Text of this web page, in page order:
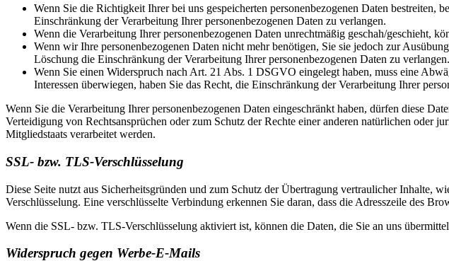
Wenn Sie die Richtigkeit Ihrer bei uns gespeicherten personenbezogenen Daten
Einschränkung der Verarbeitung Ihrer personenbezogenen Daten zu verlangen.
Wenn die Verarbeitung Ihrer personenbezogenen Daten unrechtmäßig geschah/geschieht,
Wenn wir Ihre personenbezogenen Daten nicht mehr benötigen, Sie sie jedoch zur
Löschung die Einschränkung der Verarbeitung Ihrer personenbezogenen Daten zu verlangen.
Wenn Sie einen Widerspruch nach Art. 21 Abs. 1 DSGVO eingelegt haben, muss eine
Interessen überwiegen, haben Sie das Recht, die Einschränkung der Verarbeitung Ihrer
Wenn Sie die Verarbeitung Ihrer personenbezogenen Daten eingeschränkt haben, dürfen diese
Verteidigung von Rechtsansprüchen oder zum Schutz der Rechte einer anderen natürlichen oder
Mitgliedstaats verarbeitet werden.
SSL- bzw. TLS-Verschlüsselung
Diese Seite nutzt aus Sicherheitsgründen und zum Schutz der Übertragung vertraulicher Inhalte,
Verschlüsselung. Eine verschlüsselte Verbindung erkennen Sie daran, dass die Adresszeile des
Wenn die SSL- bzw. TLS-Verschlüsselung aktiviert ist, können die Daten, die Sie an uns
Widerspruch gegen Werbe-E-Mails